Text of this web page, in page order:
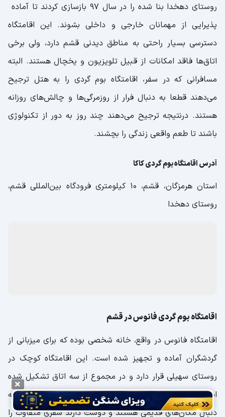
روستای دهخدا بنا شده را در سال 97 بازسازی کردند تا آماده
پذیرایی از مهمانان خارجی و داخلی بشوند. این اقامتگاه
دسترسی بسیار راحتی به مناطق دیدنی قشم دارد، ولی برخی
اتاق‌ها فاقد امکانات از قبیل تلویزیون و یخچال هستند. البته
مسافرانی که در سفر، اقامتگاه بوم گردی را به هتل ترجیح
می‌دهند قطعا به دنبال فرار از روزمرگی‌ها و چالش‌های روزانه
هستند. درنتیجه ترجیح می‌دهند چند روز به دور از تکنولوژی
باشند تا طعم واقعی زندگی را بچشند.
آدرس اقامتگاه بوم گردی کاکا
استان هرمزگان، قشم، 10 کیلومتری فرودگاه بین‌المللی قشم،
روستای دهخدا
اقامتگاه بوم گردی فانوس در قشم
اقامتگاه فانوس در واقع، خانه شخصی بوده که برای میزبانی از
گردشگران آماده و تجهیز شده است. این اقامتگاه کوچک در
روستای سهیلی قرار دارد و در مجموع از سه اتاق تشکیل شده
است. اقامتگاه بوم‌گردی فانوس، برای افرادی مناسب است که به
دنبال مکان‌های قدیمی هستند و دوست دارند سفری متفاوت را